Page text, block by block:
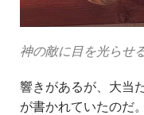
神の敵に目を光らせ
響きがあるが、大当
が書かれていたのだ